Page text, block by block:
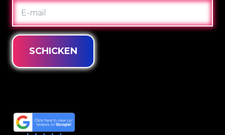
E-
MAIL
SCHICKEN